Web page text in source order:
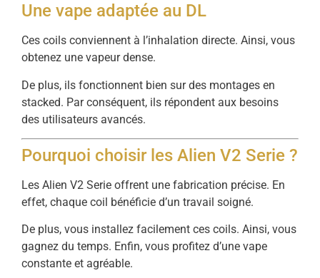
Une vape adaptée au DL
Ces coils conviennent à l’inhalation directe. Ainsi, vous
obtenez une vapeur dense.
De plus, ils fonctionnent bien sur des montages en
stacked. Par conséquent, ils répondent aux besoins
des utilisateurs avancés.
Pourquoi choisir les Alien V2 Serie ?
Les Alien V2 Serie offrent une fabrication précise. En
effet, chaque coil bénéficie d’un travail soigné.
De plus, vous installez facilement ces coils. Ainsi, vous
gagnez du temps. Enfin, vous profitez d’une vape
constante et agréable.